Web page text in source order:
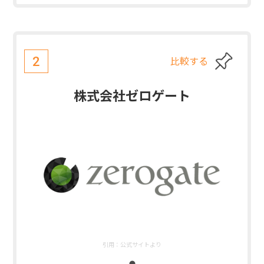
2 比較する
株式会社ゼロゲート
引用： 公式サイトより